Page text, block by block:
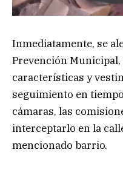
Inmediatamente, se
Prevención
características y
seguimiento en
cámaras, las
interceptarlo en la
mencionado barrio.